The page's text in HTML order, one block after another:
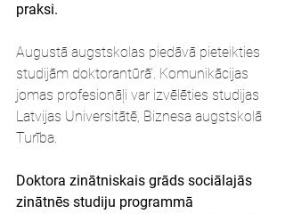
praksi.
Augustā augstskolas piedāvā pieteikties
studijām doktorantūrā'. Komunikācijas
jomas profesionāļi var izvēlēties studijas
Latvijas Universitātē, Biznesa augstskolā
Turība.
Doktora zinātniskais grāds sociālajās
zinātnēs studiju programmā